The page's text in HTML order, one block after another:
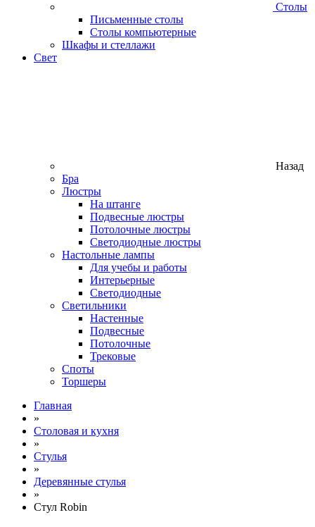
Столы
Письменные столы
Столы компьютерные
Шкафы и стеллажи
Свет
Назад
Бра
Люстры
На штанге
Подвесные люстры
Потолочные люстры
Светодиодные люстры
Настольные лампы
Для учебы и работы
Интерьерные
Светодиодные
Светильники
Настенные
Подвесные
Потолочные
Трековые
Споты
Торшеры
Главная
»
Столовая и кухня
»
Стулья
»
Деревянные стулья
»
Стул Robin